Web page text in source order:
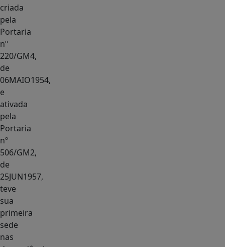
criada
pela
Portaria
nº
220/GM4,
de
06MAIO1954,
e
ativada
pela
Portaria
nº
506/GM2,
de
25JUN1957,
teve
sua
primeira
sede
nas